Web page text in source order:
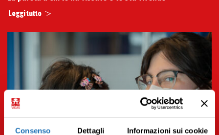
Consenso Dettagli Informazioni sui cookie
Leggi tutto